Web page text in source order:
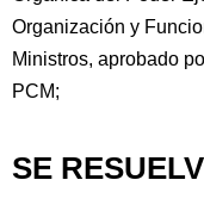
Organización y
Ministros, aprobado
PCM;
SE